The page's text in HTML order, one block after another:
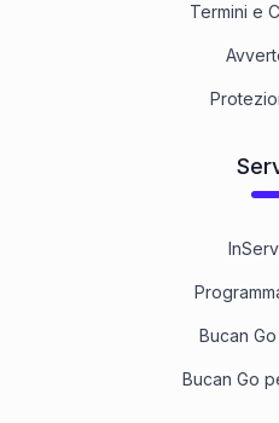
Termini e
Bucan
Bucan Go